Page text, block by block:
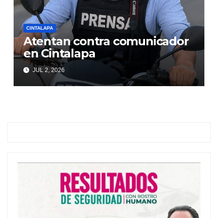
CINTALAPA
Atentan contra comunicador
en Cintalapa
JUL 2, 2026